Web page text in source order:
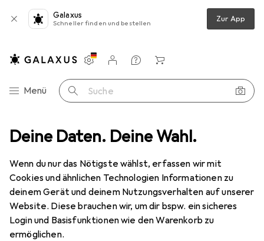
Deine Daten. Deine Wahl.
Wenn du nur das Nötigste wählst, erfassen wir mit
Cookies und ähnlichen Technologien Informationen zu
deinem Gerät und deinem Nutzungsverhalten auf unserer
Website. Diese brauchen wir, um dir bspw. ein sicheres
Login und Basisfunktionen wie den Warenkorb zu
ermöglichen.
Galaxus
Schneller finden und bestellen Zur App
Navigation nach Kategorien
Menü Suche
Einstellungen
Kundenkonto
Vergleichslisten
Merklisten
Warenkorb
Notebook Netzteil StarTech Power Adapter
4 Bilder
StarTechPower Adapter
EUR
75,34